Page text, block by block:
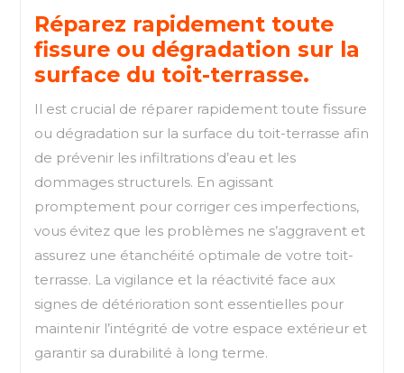
Réparez rapidement toute
fissure ou dégradation sur la
surface du toit-terrasse.
Il est crucial de réparer rapidement toute fissure
ou dégradation sur la surface du toit-terrasse afin
de prévenir les infiltrations d’eau et les
dommages structurels. En agissant
promptement pour corriger ces imperfections,
vous évitez que les problèmes ne s’aggravent et
assurez une étanchéité optimale de votre toit-
terrasse. La vigilance et la réactivité face aux
signes de détérioration sont essentielles pour
maintenir l’intégrité de votre espace extérieur et
garantir sa durabilité à long terme.